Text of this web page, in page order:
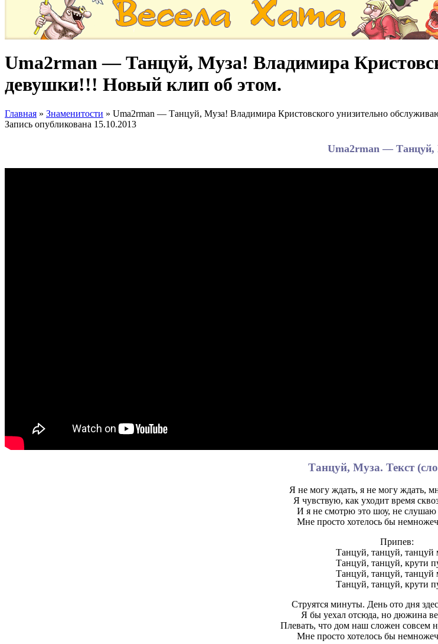
Uma2rman — Танцуй, Муза! Владимира
девушки!!! Новый клип об этом.
Главная » Знаменитости » Uma2rman — Танцуй, Муза! Владимира Кристовского унизительно
Запись опубликована 15.10.2013
Uma2rman — Танцуй,
Танцуй, Муза. Текст
Я не могу ждать, я не могу ждать,
Я чувствую, как уходит время
И я не смотрю это шоу, не слушаю
Мне просто хотелось бы
Припев:
Танцуй, танцуй, танцуй
Танцуй, танцуй, крути
Танцуй, танцуй, танцуй
Танцуй, танцуй, крути
Струятся минуты. День ото дня
Я бы уехал отсюда, но дюжина
Плевать, что дом наш сложен совсем
Мне просто хотелось бы